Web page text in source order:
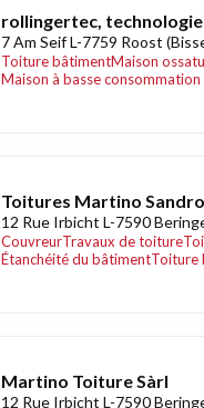
rollingertec,
7 Am Seif L-7759 Roost
Toiture bâtimentMaison
Maison à basse consommation
Toitures Martino Sandro
12 Rue Irbicht L-7590
CouvreurTravaux de toiture
Étanchéité du bâtimentToiture
Martino Toiture Sàrl
12 Rue Irbicht L-7590